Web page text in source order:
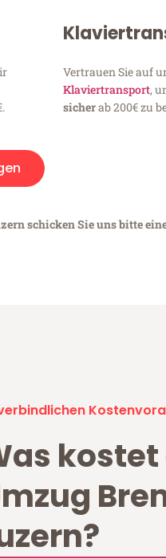
Vertrauen Sie auf
Klaviertransport,
sicherab 200€ zu
schicken Sie uns bitte
kostet